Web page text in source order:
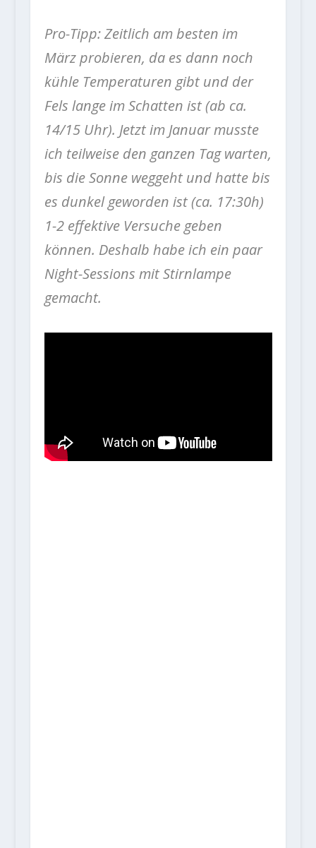
Pro-Tipp: Zeitlich am besten im
März probieren, da es dann noch
kühle Temperaturen gibt und der
Fels lange im Schatten ist (ab ca.
14/15 Uhr). Jetzt im Januar musste
ich teilweise den ganzen Tag warten,
bis die Sonne weggeht und hatte bis
es dunkel geworden ist (ca. 17:30h)
1-2 effektive Versuche geben
können. Deshalb habe ich ein paar
Night-Sessions mit Stirnlampe
gemacht.